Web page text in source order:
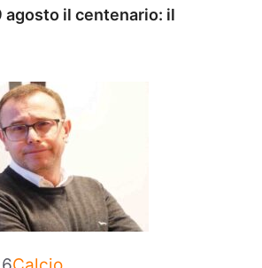
agosto il centenario: il
Categorie